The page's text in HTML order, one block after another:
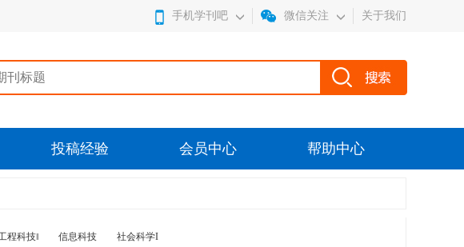
手机学刊吧 微信关注 关于我们
投稿经验 会员中心 帮助中心
程科技‖ 信息科技
社会科学I